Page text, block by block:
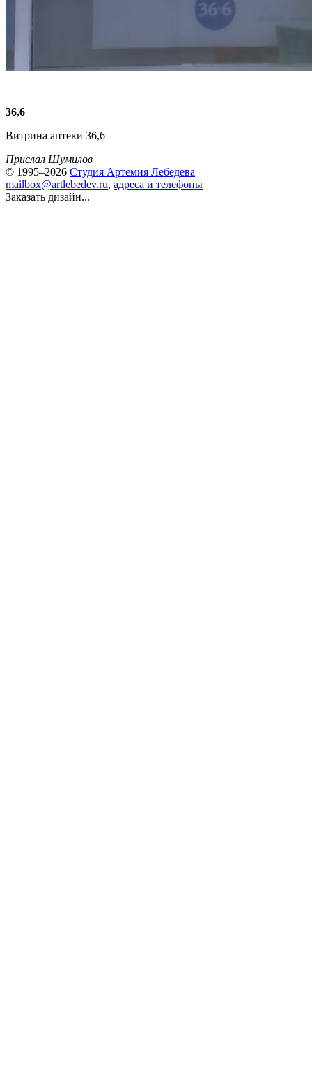
36,6
Витрина аптеки 36,6
Прислал Шумилов
© 1995–2026 Студия Артемия Лебедева
mailbox@artlebedev.ru, адреса и телефоны
Заказать дизайн...